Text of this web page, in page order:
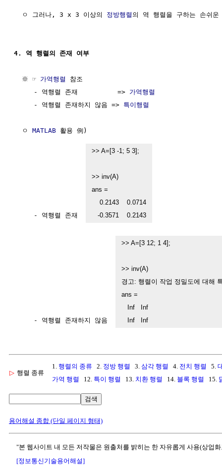
  ㅇ 그러나, 3 x 3 이상의
정방행렬 의 역 행렬을 구하는 손쉬운
4. 역 행렬의 존재 여부
  ※ ☞
가역행렬
참조
     - 역행렬 존재          =>
가역행렬
     - 역행렬 존재하지 않음 =>
특이행렬
  ㅇ
MATLAB 활용 例)
     - 역행렬 존재
>> A=[3 -1; 5 3];
>> inv(A)
ans =
    0.2143    0.0714
   -0.3571    0.2143
     - 역행렬 존재하지 않음
>> A=[3 12; 1 4];
>> inv(A)
경고: 행렬이 작업 정밀도에 대해
ans =
   Inf   Inf
   Inf   Inf
▷ 행렬 종류
1. 행렬의 종류 2. 정방 행렬 3. 삼각 행렬 4. 전치 행렬 5.
가역 행렬
12. 특이 행렬 13. 치환 행렬 14. 블록 행렬 15.
검색
용어해설 종합 (단일 페이지 형태)
"본 웹사이트 내 모든 저작물은 원출처를 밝히는 한 자유롭게 사용(상업
[정보통신기술용어해설]